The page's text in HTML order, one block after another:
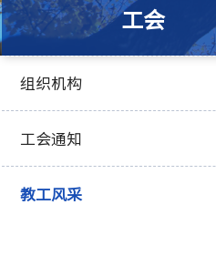
工会
组织机构
工会通知
教工风采